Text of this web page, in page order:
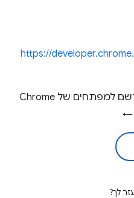
https://
לא מפספסים פרק, כדאי להירשם למפתחים של Chrome
←
לך?